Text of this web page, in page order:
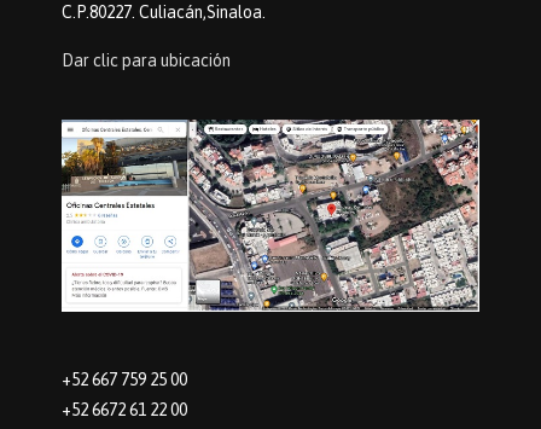
C.P.80227. Culiacán,Sinaloa.
Dar clic para ubicación
+52 667 759 25 00
+52 6672 61 22 00